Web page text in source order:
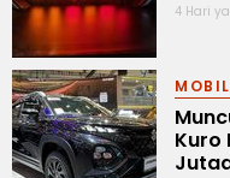
4 Hari
MOBIL
Kuro